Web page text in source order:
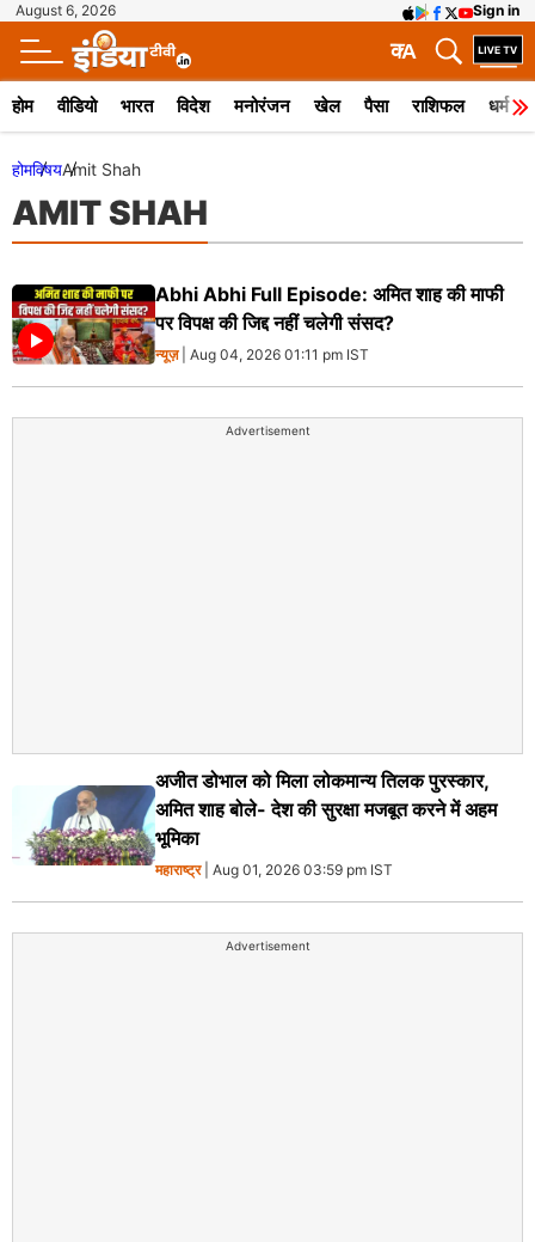
August 6, 2026 Sign in
A
क
होम वीडियो भारत विदेश मनोरंजन खेल पैसा राशिफल धर्म
होमविषयAmit Shah
AMIT SHAH
Abhi Abhi Full Episode: अमित शाह की माफी
पर विपक्ष की जिद्द नहीं चलेगी संसद?
न्यूज़| Aug 04, 2026 01:11 pm IST
Advertisement
अजीत डोभाल को मिला लोकमान्य तिलक पुरस्कार,
अमित शाह बोले- देश की सुरक्षा मजबूत करने में अहम
भूमिका
महाराष्ट्र| Aug 01, 2026 03:59 pm IST
Advertisement